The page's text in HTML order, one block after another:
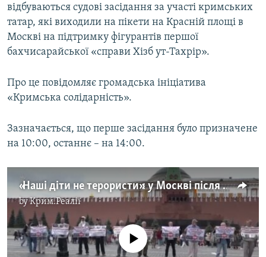
відбуваються судові засідання за участі кримських
татар, які виходили на пікети на Красній площі в
Москві на підтримку фігурантів першої
бахчисарайської «справи Хізб ут-Тахрір».
Про це повідомляє громадська ініціатива
«Кримська солідарність».
Зазначається, що перше засідання було призначене
на 10:00, останнє – на 14:00.
«Наші діти не терористи»: у Москві після пікету затримали активістів із Криму (відео)
byКрим.Реалії
No media source currently available